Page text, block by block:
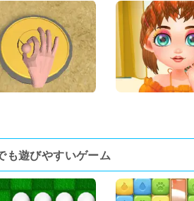
も遊びやすいゲーム